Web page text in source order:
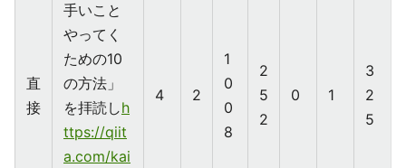
直
接
手いこと
やってく
ための10
の方法」
を拝読しh
ttps://qiit
a.com/kai
4 2
1
0
0
8
2
5
2
0 1
3
2
5